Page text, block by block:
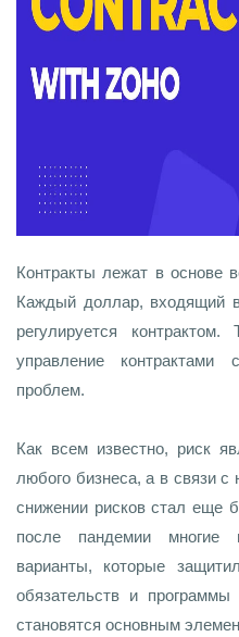
Контракты лежат в основе
Каждый доллар, входящий
регулируется
управление контрактами
проблем.
Как всем известно, риск
любого бизнеса, а в связи с
снижении рисков стал еще
после пандемии многие
варианты, которые
обязательств и
становятся основным